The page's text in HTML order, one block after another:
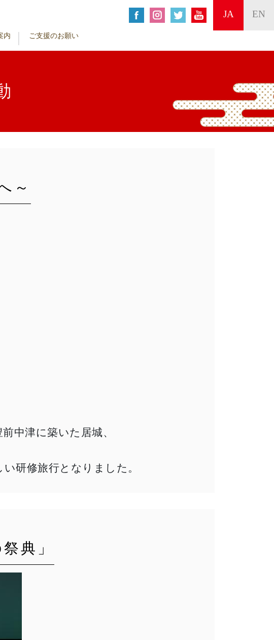
内 ご支援のお願い
JA EN
～
中津に築いた居城、
研修旅行となりました。
典」